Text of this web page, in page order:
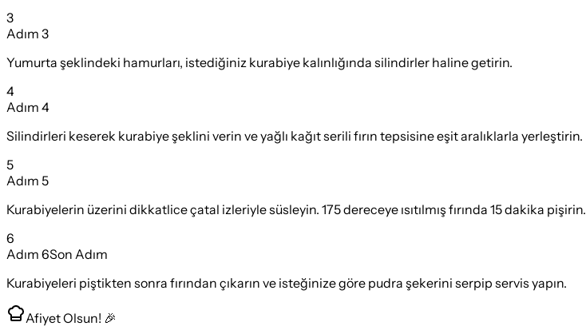
3
Adım 3
Yumurta şeklindeki hamurları, istediğiniz kurabiye kalınlığında silindirler haline getirin.
4
Adım 4
Silindirleri keserek kurabiye şeklini verin ve yağlı kağıt serili fırın tepsisine eşit aralıklarla yerleştirin.
5
Adım 5
Kurabiyelerin üzerini dikkatlice çatal izleriyle süsleyin. 175 dereceye ısıtılmış fırında 15 dakika pişirin.
6
Adım 6Son Adım
Kurabiyeleri piştikten sonra fırından çıkarın ve isteğinize göre pudra şekerini serpip servis yapın.
Afiyet Olsun! 🎉